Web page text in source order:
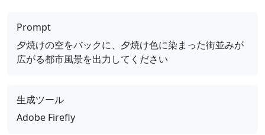
Prompt
夕焼けの空をバックに、夕焼け色に染まった街並みが
広がる都市風景を出力してください
生成ツール
Adobe Firefly